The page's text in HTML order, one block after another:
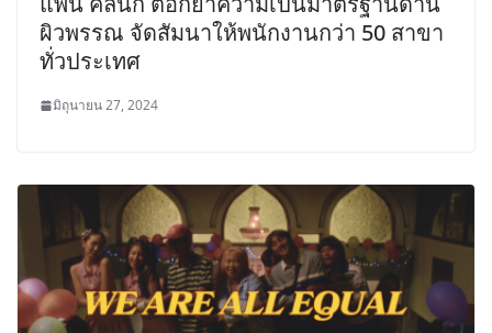
ผิวพรรณ จัดสัมนาให้พนักงานกว่า 50 สาขา
ทั่วประเทศ
มิถุนายน 27, 2024